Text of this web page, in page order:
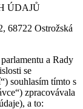
ÚDAJŮ
68722 Ostrožská
a Rady
se
souhlasím tímto s
zpracovávala
a to: